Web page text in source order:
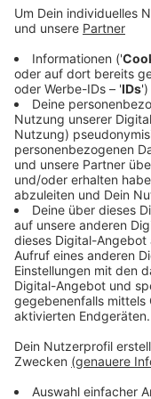
Anzeige
Neben vier
Quadratmetern
zum Toben. Im
Bei dem Bau mit
Millionen Euro,
zusammen, so die
Architekt und
Anzeige
Anzeige